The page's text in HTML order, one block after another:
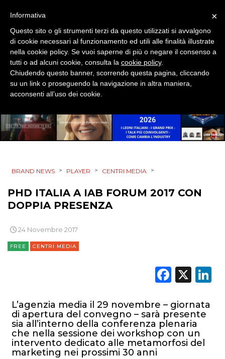
EDITORIA
ESTERNA
RADIO / AUDIO
RICERCHE
PREVISIONI/SCENARI
NORMATIVE
OPINIONI
BRAND NEWS > PLAYER > CENTRI MEDIA >
PHD ITALIA A IAB FORUM 2017 CON
DOPPIA PRESENZA
24 Novembre 2017
FREE CENTRI MEDIA
X
L’agenzia media il 29 novembre – giornata
di apertura del convegno – sarà presente
sia all’interno della conferenza plenaria
che nella sessione dei workshop con un
intervento dedicato alle metamorfosi del
marketing nei prossimi 30 anni
×
Informativa
Questo sito o gli strumenti terzi da questo utilizzati si avvalgono
di cookie necessari al funzionamento ed utili alle finalità illustrate
nella cookie policy. Se vuoi saperne di più o negare il consenso a
tutti o ad alcuni cookie, consulta la cookie policy.
Chiudendo questo banner, scorrendo questa pagina, cliccando
su un link o proseguendo la navigazione in altra maniera,
acconsenti all’uso dei cookie.